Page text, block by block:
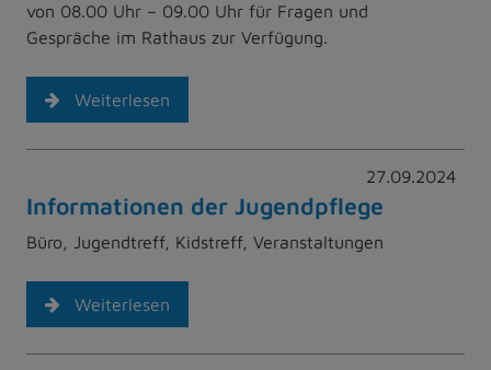
von 08.00 Uhr – 09.00 Uhr für Fragen und
Gespräche im Rathaus zur Verfügung.
Weiterlesen
27.09.2024
Informationen der Jugendpflege
Büro, Jugendtreff, Kidstreff, Veranstaltungen
Weiterlesen